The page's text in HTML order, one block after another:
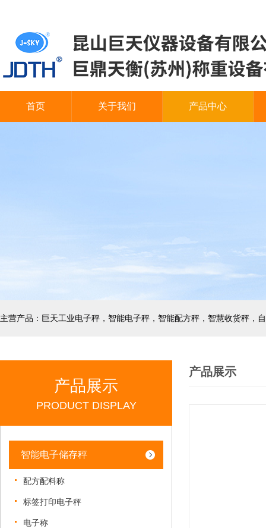
首页 关于我们 产品中心
产品展示
PRODUCT DISPLAY
智能电子储存秤
配方配料称
标签打印电子秤
电子称
产品展示